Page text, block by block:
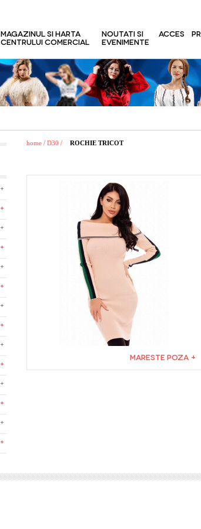
MAGAZINUL SI HARTA
CENTRULUI COMERCIAL
NOUTATI SI
EVENIMENTE
ACCES
home / D30 / ROCHIE TRICOT
MARESTE POZA +